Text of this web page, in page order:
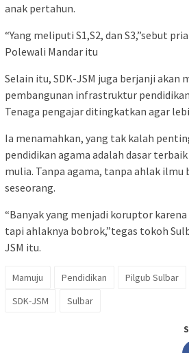
anak pertahun.
“Yang meliputi S1,S2, dan S3,”sebut
Polewali Mandar itu
Selain itu, SDK-JSM juga berjanji akan
pembangunan infrastruktur
Tenaga pengajar ditingkatkan agar
Ia menamahkan, yang tak kalah
pendidikan agama adalah dasar
mulia. Tanpa agama, tanpa ahlak ilmu
seseorang.
“Banyak yang menjadi koruptor
tapi ahlaknya bobrok,”tegas tokoh
JSM itu.
Mamuju Pendidikan Pilgub Sulbar
SDK-JSM
Sulbar